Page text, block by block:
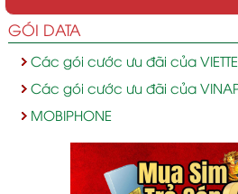
GÓI DATA
Các gói cước ưu đãi của
Các gói cước ưu đãi của
MOBIPHONE